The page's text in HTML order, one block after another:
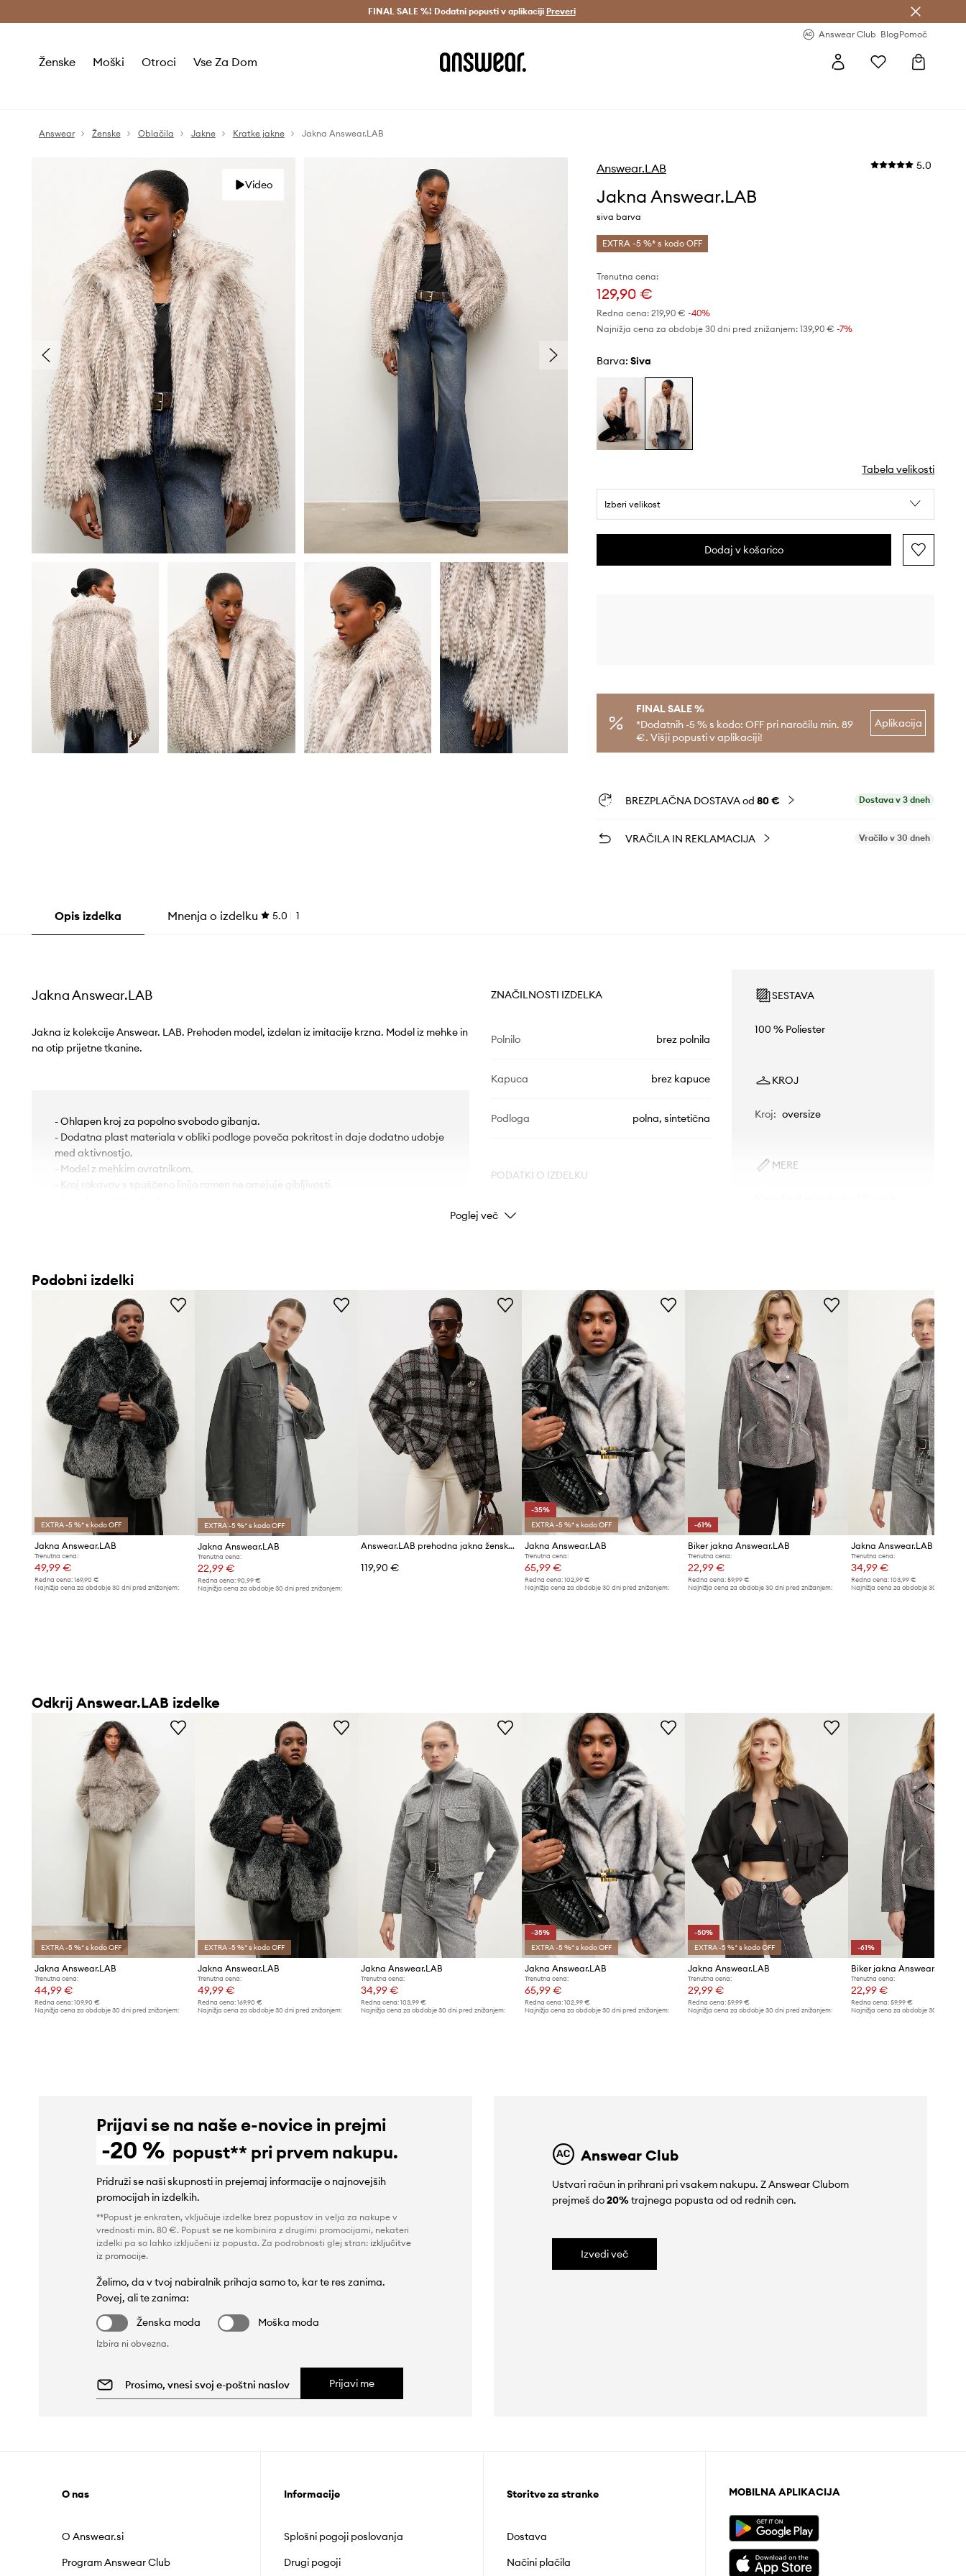
Dostava v 3 dneh > Prihrani z vpisom v Answear Club >
FINAL SALE %! Dodatni popusti v aplikaciji Preveri
Answear Club BlogPomoč
Ženske Moški Otroci Vse Za Dom
Answear Ženske Oblačila Jakne Kratke jakne Jakna Answear.LAB
Video
Answear.LAB 5.0
Jakna Answear.LAB
siva barva
EXTRA -5 %* s kodo OFF
Trenutna cena:
129,90 €
Redna cena: 219,90 € -40%
Najnižja cena za obdobje 30 dni pred znižanjem: 139,90 € -7%
Barva: siva
Tabela velikosti
Izberi velikost
Dodaj v košarico
FINAL SALE %
*Dodatnih -5 % s kodo: OFF pri naročilu min. 89
€. Višji popusti v aplikaciji!
Aplikacija
BREZPLAČNA DOSTAVA od 80 € Dostava v 3 dneh
VRAČILA IN REKLAMACIJA Vračilo v 30 dneh
Opis izdelka Mnenja o izdelku 5.0 1
Jakna Answear.LAB
Jakna iz kolekcije Answear. LAB. Prehoden model, izdelan iz imitacije krzna. Model iz mehke in
na otip prijetne tkanine.
- Ohlapen kroj za popolno svobodo gibanja.
- Dodatna plast materiala v obliki podloge poveča pokritost in daje dodatno udobje
med aktivnostjo.
- Model z mehkim ovratnikom.
- Kroj rokavov s spuščeno linijo ramen ne omejuje gibljivosti.
- Širina pod pazduhami: 56 cm.
- Dimenzije so podane za velikost: S/M.
ZNAČILNOSTI IZDELKA
Polnilo brez polnila
Kapuca brez kapuce
Podloga polna, sintetična
PODATKI O IZDELKU
Koda izdelka
Barva
Proizvajalec
ID izdelka
SESTAVA
100 % Poliester
KROJ
Kroj: oversize
MERE
Tabela velikosti
Poglej več
Podobni izdelki
EXTRA -5 %* s kodo OFF
Jakna Answear.LAB
Trenutna cena:
49,99 €
Redna cena: 169,90 €
Najnižja cena za obdobje 30 dni pred znižanjem:
EXTRA -5 %* s kodo OFF
Jakna Answear.LAB
Trenutna cena:
22,99 €
Redna cena:90,99 €
Najnižja cena za obdobje 30 dni pred znižanjem:
Answear.LAB prehodna jakna ženska flisasta
119,90 €
-35%
EXTRA -5 %* s kodo OFF
Jakna Answear.LAB
Trenutna cena:
65,99 €
Redna cena: 102,99 €
Najnižja cena za obdobje 30 dni pred znižanjem:
-61%
Biker jakna Answear.LAB
Trenutna cena:
22,99 €
Redna cena:59,99 €
Najnižja cena za obdobje 30 dni pred znižanjem:
Jakna Answear.LAB
Trenutna cena:
34,99 €
Redna cena: 103,99 €
Najnižja cena za obdobje 30 dni pred
Odkrij Answear.LAB izdelke
EXTRA -5 %* s kodo OFF
Jakna Answear.LAB
Trenutna cena:
44,99 €
Redna cena: 109,90 €
Najnižja cena za obdobje 30 dni pred znižanjem:
EXTRA -5 %* s kodo OFF
Jakna Answear.LAB
Trenutna cena:
49,99 €
Redna cena:169,90 €
Najnižja cena za obdobje 30 dni pred znižanjem:
Jakna Answear.LAB
Trenutna cena:
34,99 €
Redna cena: 103,99 €
Najnižja cena za obdobje 30 dni pred znižanjem:
-35%
EXTRA -5 %* s kodo OFF
Jakna Answear.LAB
Trenutna cena:
65,99 €
Redna cena: 102,99 €
Najnižja cena za obdobje 30 dni pred znižanjem:
-50%
EXTRA -5 %* s kodo OFF
Jakna Answear.LAB
Trenutna cena:
29,99 €
Redna cena:59,99 €
Najnižja cena za obdobje 30 dni pred znižanjem:
-61%
Biker jakna Answear.LAB
Trenutna cena:
22,99 €
Redna cena: 59,99 €
Najnižja cena za obdobje 30 dni pred
Prijavi se na naše e-novice in prejmi
-20 % popust** pri prvem nakupu.
Pridruži se naši skupnosti in prejemaj informacije o najnovejših
promocijah in izdelkih.
**Popust je enkraten, vključuje izdelke brez popustov in velja za nakupe v
vrednosti min. 80 €. Popust se ne kombinira z drugimi promocijami, nekateri
izdelki pa so lahko izključeni iz popusta. Za podrobnosti glej stran: izključitve
iz promocije.
Želimo, da v tvoj nabiralnik prihaja samo to, kar te res zanima.
Povej, ali te zanima:
Ženska moda
Moška moda
Izbira ni obvezna.
Prijavi me
Answear Club
Ustvari račun in prihrani pri vsakem nakupu. Z Answear Clubom
prejmeš do20%trajnega popusta od od rednih cen.
Izvedi več
O nas
O Answear.si
Program Answear Club
Informacije
Splošni pogoji poslovanja
Drugi pogoji
Storitve za stranke
Dostava
Načini plačila
MOBILNA APLIKACIJA